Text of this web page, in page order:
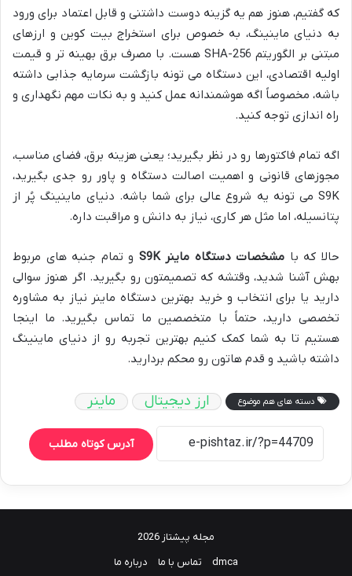
که گفتیم، هنوز هم یه گزینه دوست داشتنی و قابل اعتماد برای ورود
به دنیای ماینینگ، به خصوص برای استخراج بیت کوین و ارزهای
مبتنی بر الگوریتم SHA-256 هست. با مصرف برق بهینه تر و قیمت
اولیه اقتصادی، این دستگاه می تونه بازگشت سرمایه جذابی داشته
باشه، مخصوصاً اگه هوشمندانه عمل کنید و به نکات مهم نگهداری و
راه اندازی توجه کنید.
اگه تمام فاکتورها رو در نظر بگیرید؛ یعنی هزینه برق، فضای مناسب،
مجوزهای قانونی و اهمیت اصالت دستگاه و پاور رو جدی بگیرید،
S9K می تونه یه شروع عالی برای شما باشه. دنیای ماینینگ پُر از
پتانسیله، اما مثل هر کاری، نیاز به دانش و مراقبت داره.
حالا که با مشخصات دستگاه ماینر S9K
و تمام جنبه های مربوط
بهش آشنا شدید، وقتشه که تصمیمتون رو بگیرید. اگر هنوز سوالی
دارید یا برای انتخاب و خرید بهترین دستگاه ماینر نیاز به مشاوره
تخصصی دارید، حتماً با متخصصین ما تماس بگیرید. ما اینجا
هستیم تا به شما کمک کنیم بهترین تجربه رو از دنیای ماینینگ
داشته باشید و قدم هاتون رو محکم بردارید.
دسته های هم موضوع ارز دیجیتال ماینر
آدرس کوتاه مطلب
مجله پیشتاز 2026
dmca
تماس با ما درباره ما